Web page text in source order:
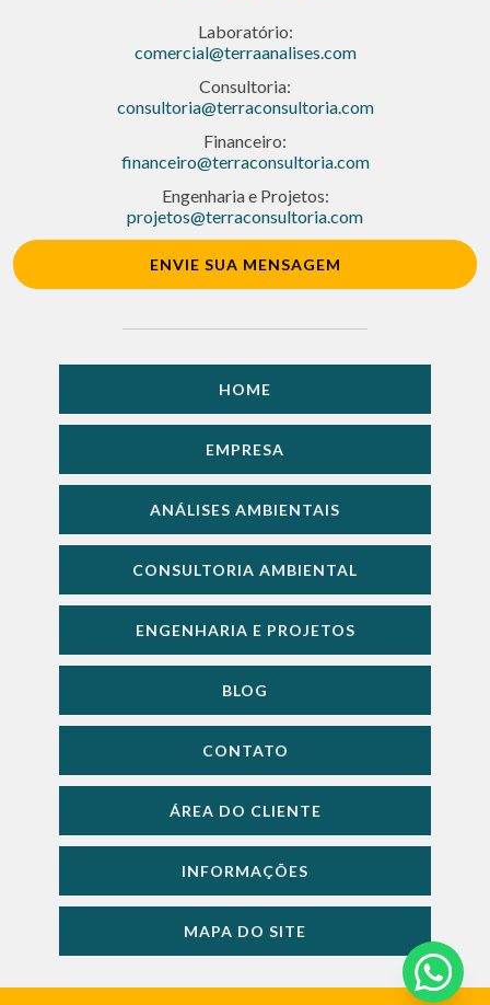
Laboratório:
comercial@terraanalises.com
Consultoria:
consultoria@terraconsultoria.com
Financeiro:
financeiro@terraconsultoria.com
Engenharia e Projetos:
projetos@terraconsultoria.com
ENVIE SUA MENSAGEM
HOME
EMPRESA
ANÁLISES AMBIENTAIS
CONSULTORIA AMBIENTAL
ENGENHARIA E PROJETOS
BLOG
CONTATO
ÁREA DO CLIENTE
INFORMAÇÕES
MAPA DO SITE